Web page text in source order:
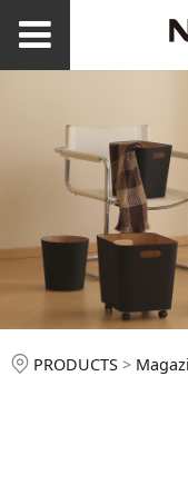
PRODUCTS >